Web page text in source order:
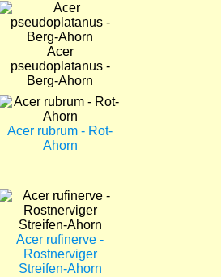
Bild
Acer
pseudoplatanus -
Berg-Ahorn
Bild
Acer rubrum - Rot-
Ahorn
Bild
Acer rufinerve -
Rostnerviger
Streifen-Ahorn